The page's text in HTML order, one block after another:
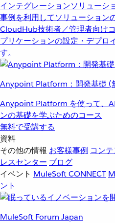
インテグレーションソリューシ
事例を利用してソリューション
CloudHub技術者／管理者向け
プリケーションの設定・デプロ
す。
Anypoint Platform：開発基礎 (
Anypoint Platform を使って、
ンの基礎を学ぶためのコース
無料で受講する
資料
その他の情報 お客様事例 コン
レスセンター ブログ
イベント MuleSoft CONNECT
ント
MuleSoft Forum Japan